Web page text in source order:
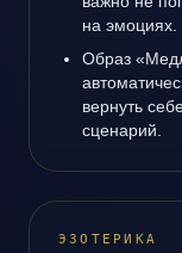
на эмоциях.
Образ
вернуть
сценарий.
ЭЗОТЕРИКА